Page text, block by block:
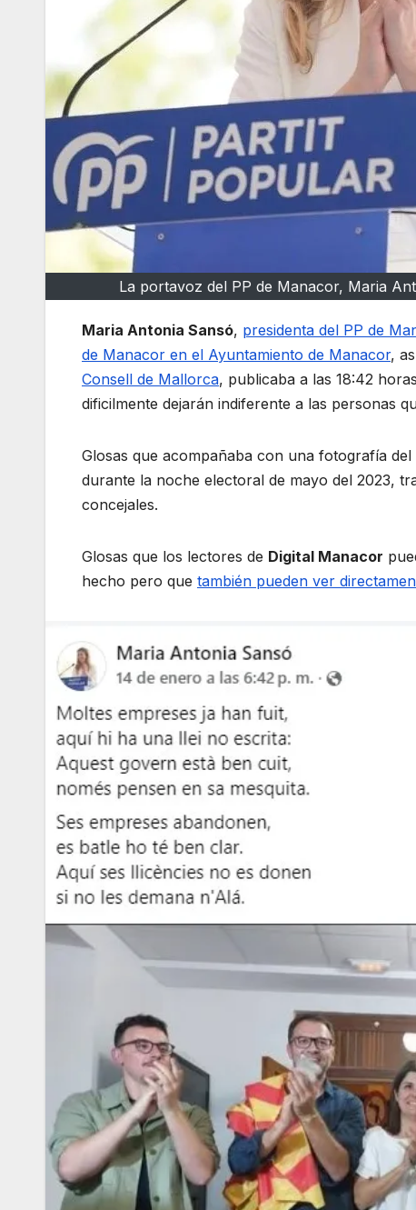
La portavoz del PP de Manacor, Maria
Maria Antonia Sansó, presidenta del PP de
de Manacor en el Ayuntamiento de Manacor,
Consell de Mallorca, publicaba a las 18:42
dificilmente dejarán indiferente a las personas
Glosas que acompañaba con una fotografía del
durante la noche electoral de mayo del 2023,
concejales.
Glosas que los lectores de Digital Manacor
hecho pero que también pueden ver